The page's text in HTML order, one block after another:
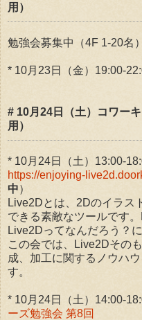
用）
勉強会募集中（4F 1-20名）
* 10月23日（金）19:00-
# 10月24日（土）コワ
用）
* 10月24日（土）13:00-
https://enjoying-
中）
Live2Dとは、2Dのイラス
できる素敵なツールです
Live2Dってなんだろう？
この会では、Live2Dその
成、加工に関するノウハ
す。
* 10月24日（土）14:00-
ーズ勉強会 第8回